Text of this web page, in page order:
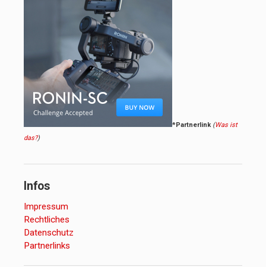
*Partnerlink (Was ist
das?)
Infos
Impressum
Rechtliches
Datenschutz
Partnerlinks